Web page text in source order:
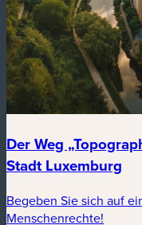
Der Weg
Stadt Luxemburg
Begeben Sie sich auf
Menschenrechte!